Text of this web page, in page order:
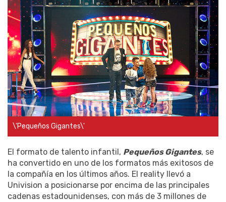
\'Pequeños Gigantes\'
El formato de talento infantil, Pequeños Gigantes, se
ha convertido en uno de los formatos más exitosos de
la compañía en los últimos años. El reality llevó a
Univision a posicionarse por encima de las principales
cadenas estadounidenses, con más de 3 millones de